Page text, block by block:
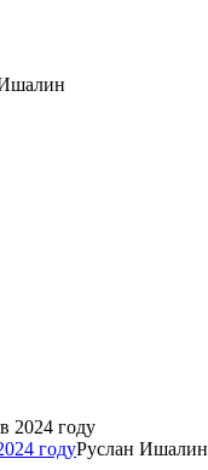
годуРуслан Ишалин